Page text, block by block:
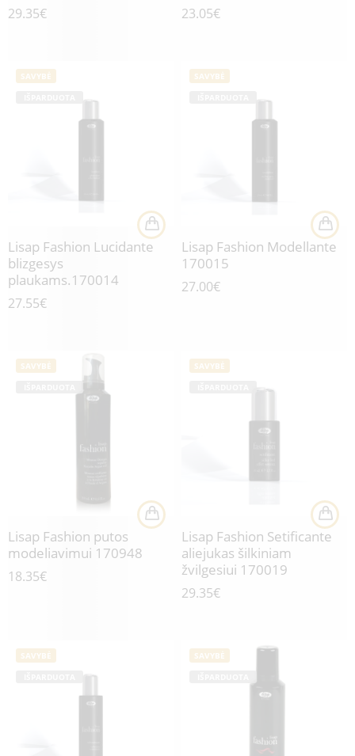
29.35€ 23.05€
SAVYBĖ
Lisap Fashion Lucidante
blizgesys
plaukams.170014
27.55€
SAVYBĖ
Lisap Fashion Modellante
170015
27.00€
SAVYBĖ
Lisap Fashion putos
modeliavimui 170948
18.35€
SAVYBĖ
Lisap Fashion Setificante
aliejukas šilkiniam
žvilgesiui 170019
29.35€
SAVYBĖ
SAVYBĖ